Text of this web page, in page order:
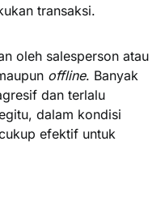
transaksi.
oleh salesperson atau
offline. Banyak
dan terlalu
dalam kondisi
efektif untuk